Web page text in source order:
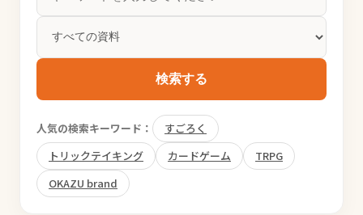
検索する
人気の検索キーワード：
すごろく
トリックテイキング
カードゲーム
TRPG
OKAZU brand